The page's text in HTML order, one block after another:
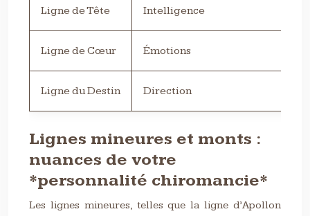
Ligne de Tête Intelligence
Ligne de Cœur Émotions
Ligne du Destin Direction
Lignes mineures et monts :
nuances de votre
*personnalité chiromancie*
Les lignes mineures, telles que la ligne d’Apollon